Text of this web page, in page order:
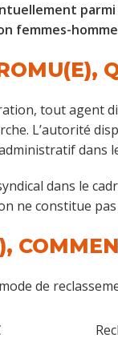
femmes-
tout agent
L’autorité
dans
dans le
ne constitue
de